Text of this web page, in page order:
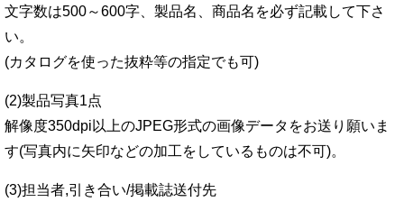
文字数は500～600字、製品名、商品名を必ず記載して下さ
い。
(カタログを使った抜粋等の指定でも可)
(2)製品写真1点
解像度350dpi以上のJPEG形式の画像データをお送り願いま
す(写真内に矢印などの加工をしているものは不可)。
(3)担当者,引き合い/掲載誌送付先